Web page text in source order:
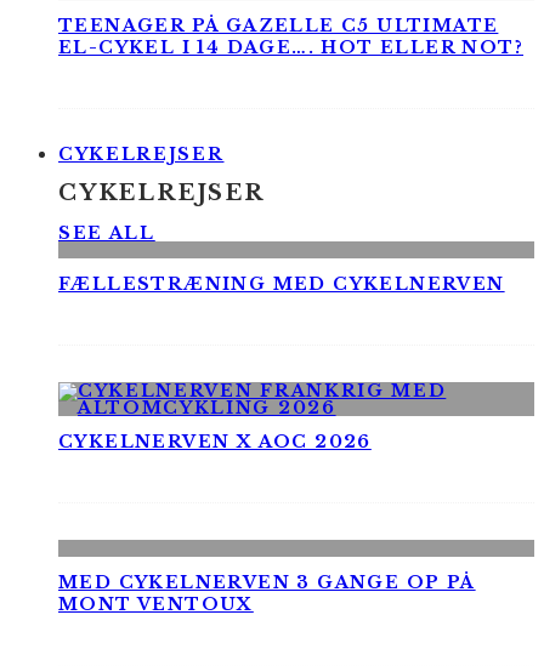
TEENAGER PÅ GAZELLE C5 ULTIMATE
EL-CYKEL I 14 DAGE…. HOT ELLER NOT?
CYKELREJSER
CYKELREJSER
SEE ALL
FÆLLESTRÆNING MED CYKELNERVEN
CYKELNERVEN X AOC 2026
MED CYKELNERVEN 3 GANGE OP PÅ
MONT VENTOUX